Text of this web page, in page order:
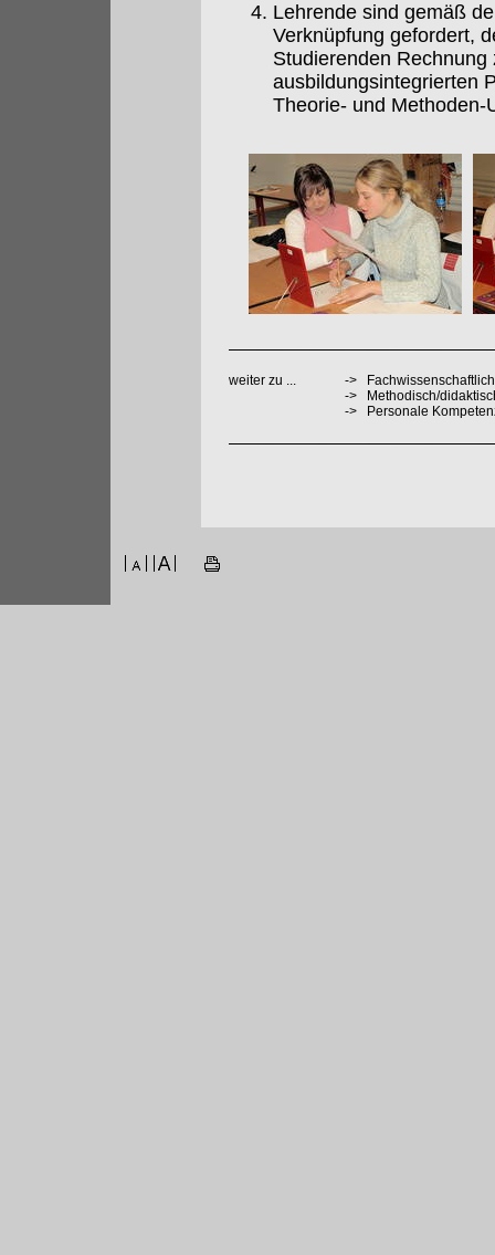
Lehrende sind gemäß
Verknüpfung gefordert,
Studierenden
ausbildungsintegrierten
Theorie- und Methoden-
weiter zu ... ->
->
Methodisch/
->
Personale